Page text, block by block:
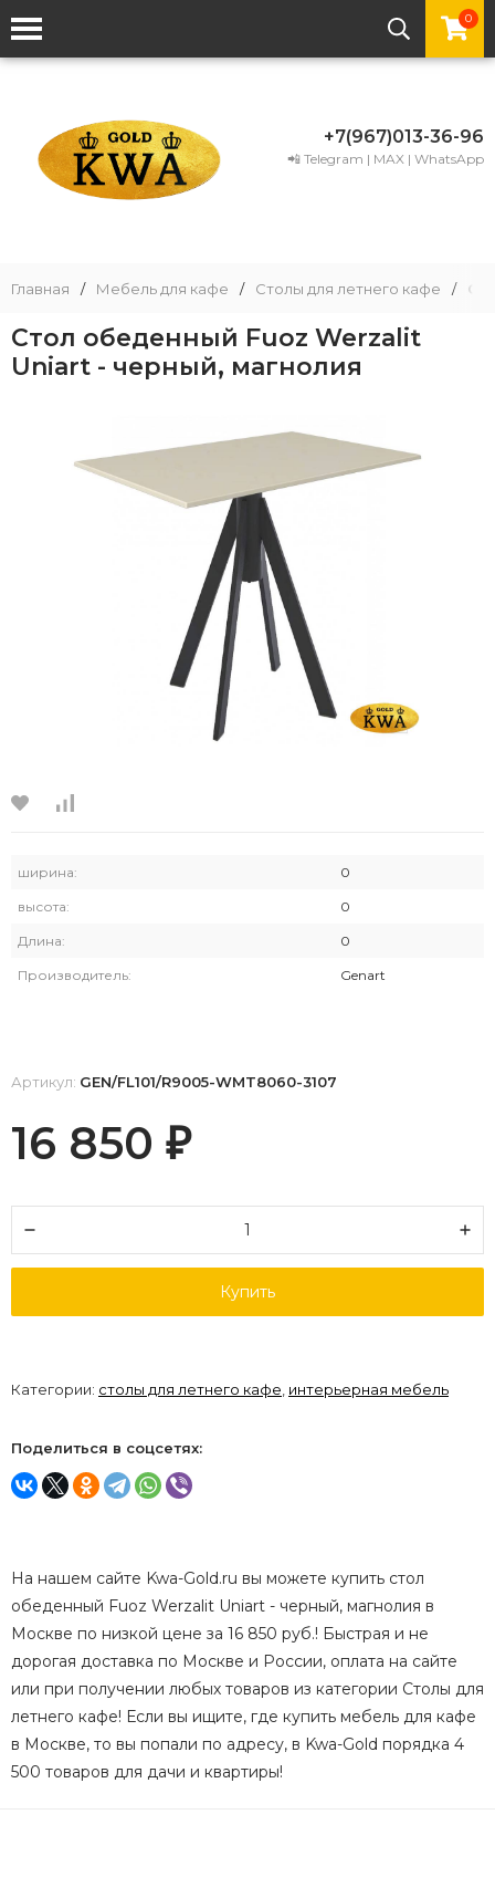
0
+7(967)013-36-96
📲 Telegram | MAX | WhatsApp
Главная / Мебель для кафе / Столы для летнего кафе /
Стол обеденный Fuoz Werzalit
Uniart - черный, магнолия
ширина: 0
высота: 0
Длина: 0
Производитель: Genart
Артикул: GEN/FL101/R9005-WMT8060-3107
16 850 ₽
Купить
Категории: столы для летнего кафе интерьерная мебель
Поделиться в соцсетях:
На нашем сайте Kwa-Gold.ru вы можете купить стол
обеденный Fuoz Werzalit Uniart - черный, магнолия в
Москве по низкой цене за 16 850 руб.! Быстрая и не
дорогая доставка по Москве и России, оплата на сайте
или при получении любых товаров из категории Столы для
летнего кафе! Если вы ищите, где купить мебель для кафе
в Москве, то вы попали по адресу, в Kwa-Gold порядка 4
500 товаров для дачи и квартиры!